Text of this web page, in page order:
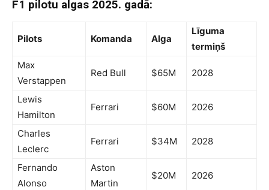
F1 pilotu algas 2025. gadā:
Pilots Komanda Alga
Līguma
termiņš
Max
Verstappen
Red Bull $65M 2028
Lewis
Hamilton
Ferrari $60M 2026
Charles
Leclerc
Ferrari $34M 2028
Fernando
Alonso
Aston
Martin
$20M 2026